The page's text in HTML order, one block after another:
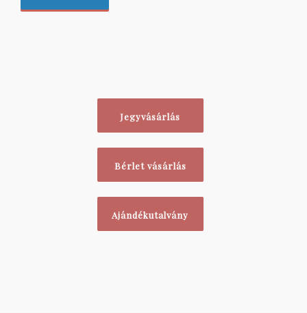
Jegyvásárlás
Bérlet vásárlás
Ajándékutalvány